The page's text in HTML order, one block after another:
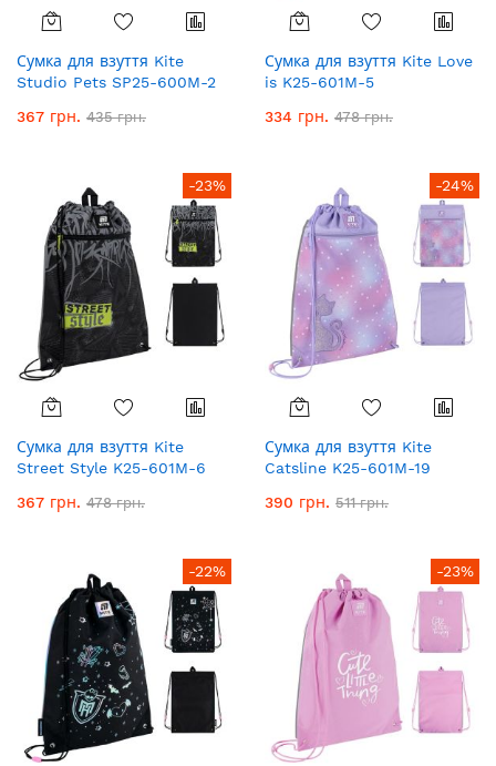
Сумка для взуття Kite
Studio Pets SP25-600M-2
367 грн. 435 грн.
Сумка для взуття Kite Love
is K25-601M-5
334 грн. 478 грн.
-23%
Сумка для взуття Kite
Street Style K25-601M-6
367 грн. 478 грн.
-24%
Сумка для взуття Kite
Catsline K25-601M-19
390 грн. 511 грн.
-22% -23%